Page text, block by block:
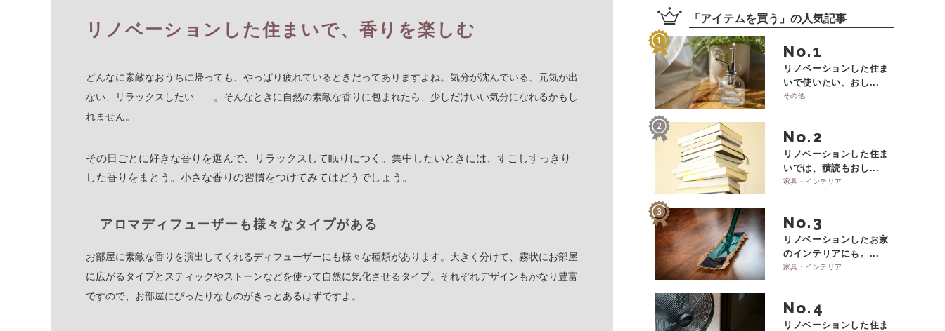
リノベーションした住まいで、香りを楽しむ
どんなに素敵なおうちに帰っても、やっぱり疲れているときだってありますよね。気分が沈んでいる、元気が出
ない、リラックスしたい……。そんなときに自然の素敵な香りに包まれたら、少しだけいい気分になれるかもし
れません。
その日ごとに好きな香りを選んで、リラックスして眠りにつく。集中したいときには、すこしすっきり
した香りをまとう。小さな香りの習慣をつけてみてはどうでしょう。
アロマディフューザーも様々なタイプがある
お部屋に素敵な香りを演出してくれるディフューザーにも様々な種類があります。大きく分けて、霧状にお部屋
に広がるタイプとスティックやストーンなどを使って自然に気化させるタイプ。それぞれデザインもかなり豊富
ですので、お部屋にぴったりなものがきっとあるはずですよ。
「 アイテムを買う 」の人気記事
No.
リノベーションした住ま
いで使いたい、おし...
その他
No.
リノベーションした住ま
いでは、積読もおし...
家具・インテリア
No.
リノベーションしたお家
のインテリアにも。...
家具・インテリア
No.
リノベーションした住ま